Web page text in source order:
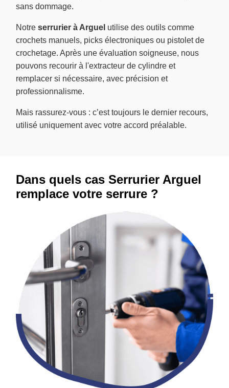
sans dommage.
Notre serrurier à Arguel utilise des outils comme
crochets manuels, picks électroniques ou pistolet de
crochetage. Après une évaluation soigneuse, nous
pouvons recourir à l'extracteur de cylindre et
remplacer si nécessaire, avec précision et
professionnalisme.
Mais rassurez-vous : c’est toujours le dernier recours,
utilisé uniquement avec votre accord préalable.
Dans quels cas Serrurier Arguel
remplace votre serrure ?